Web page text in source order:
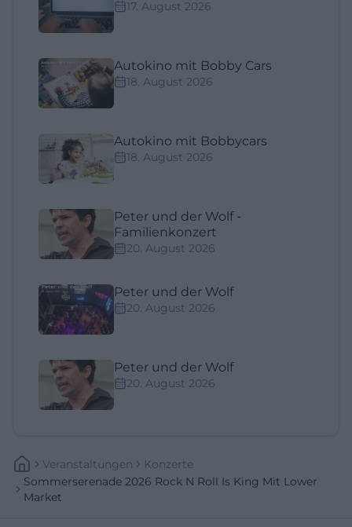
17. August 2026
Autokino mit Bobby Cars
18. August 2026
Autokino mit Bobbycars
18. August 2026
Peter und der Wolf -
Familienkonzert
20. August 2026
Peter und der Wolf
20. August 2026
Peter und der Wolf
20. August 2026
Veranstaltungen
Konzerte
Sommerserenade 2026 Rock N Roll Is King Mit Lower
Market